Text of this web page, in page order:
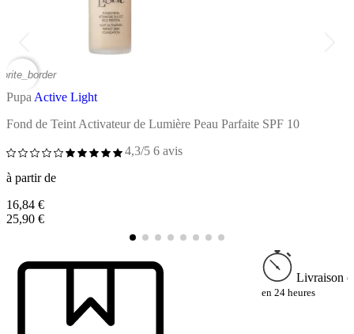
Pupa Active Light
Fond de Teint Activateur de Lumière Peau Parfaite SPF 10
4,3/5 6 avis
à partir de
16,84 €
25,90 €
Livraison
en 24 heures